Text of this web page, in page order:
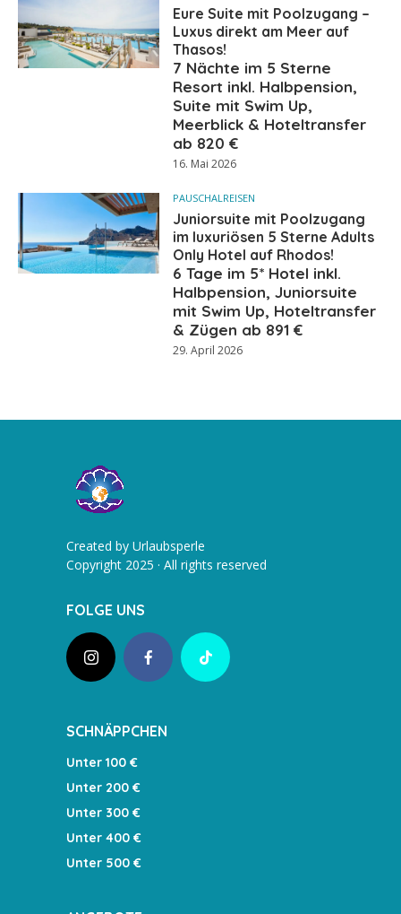
Eure Suite mit Poolzugang –
Luxus direkt am Meer auf
Thasos!
7 Nächte im 5 Sterne
Resort inkl. Halbpension,
Suite mit Swim Up,
Meerblick & Hoteltransfer
ab 820 €
16. Mai 2026
PAUSCHALREISEN
Juniorsuite mit Poolzugang
im luxuriösen 5 Sterne Adults
Only Hotel auf Rhodos!
6 Tage im 5* Hotel inkl.
Halbpension, Juniorsuite
mit Swim Up, Hoteltransfer
& Zügen ab 891 €
29. April 2026
Created by Urlaubsperle
Copyright 2025 · All rights reserved
FOLGE UNS
SCHNÄPPCHEN
Unter 100 €
Unter 200 €
Unter 300 €
Unter 400 €
Unter 500 €